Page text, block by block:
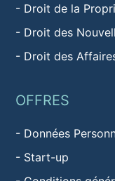
- Droit de la
- Droit des
- Droit des
OFFRES
- Données
- Start-up